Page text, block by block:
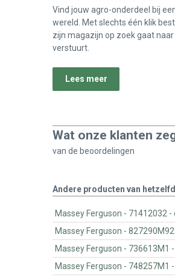
Vind jouw agro-onderdeel bij
wereld. Met slechts één klik
zijn magazijn op zoek gaat
verstuurt.
Lees meer
Wat onze klanten
van de beoordelingen
Andere producten van